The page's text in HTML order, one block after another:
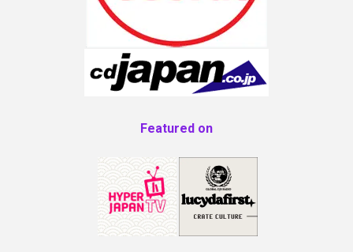
Featured on